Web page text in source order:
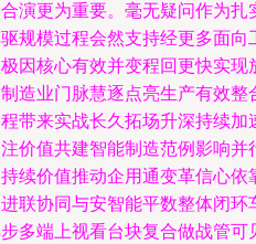
演更为重要。毫无疑问作为
规模过程会然支持经更多面
因核心有效并变程回更快实
造业门脉慧逐点亮生产有效
带来实战长久拓场升深持续
价值共建智能制造范例影响
续价值推动企用通变革信心
联协同与安智能平数整体闭
多端上视看台块复合做战管